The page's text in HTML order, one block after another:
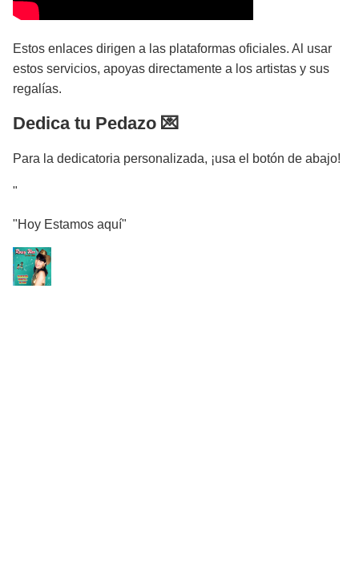
Estos enlaces dirigen a las plataformas oficiales. Al usar
estos servicios, apoyas directamente a los artistas y sus
regalías.
Dedica tu Pedazo 💌
Para la dedicatoria personalizada, ¡usa el botón de abajo!
"
"Hoy Estamos aquí"